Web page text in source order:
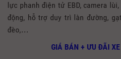
lực phanh điện tử EBD, camera
động, hỗ trợ duy trì làn đường,
đèo,…
GIÁ BÁN + ƯU ĐÃI XE